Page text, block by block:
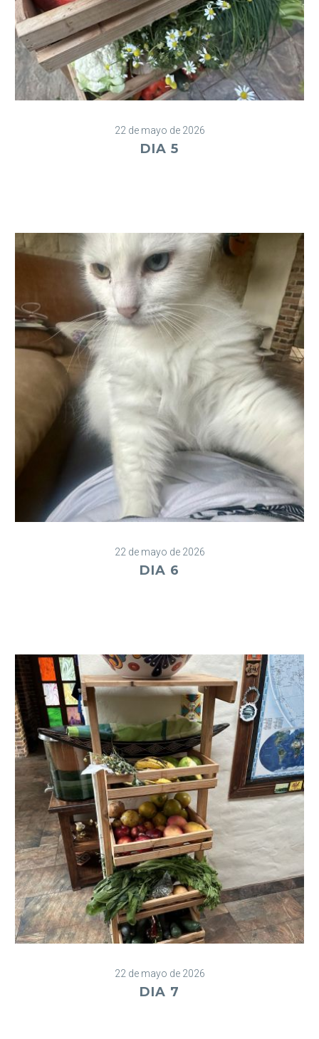
22 de mayo de 2026
DIA 5
22 de mayo de 2026
DIA 6
22 de mayo de 2026
DIA 7